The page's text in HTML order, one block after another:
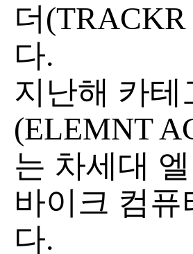
더
다.
지난해 카
(ELEMNT
는 차세대
바이크 컴
다.